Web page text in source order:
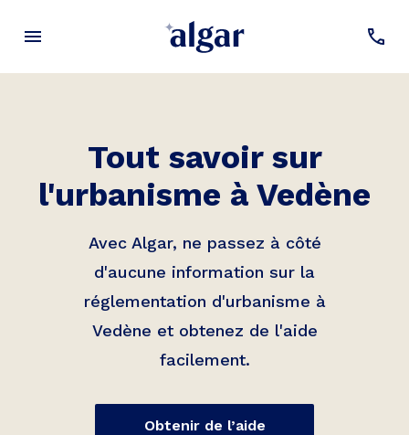
Tout savoir sur
l'urbanisme àVedène
Avec Algar, ne passez à côté
d'aucune information sur la
réglementation d'urbanisme à
Vedène et obtenez de l'aide
facilement.
Obtenir de l’aide